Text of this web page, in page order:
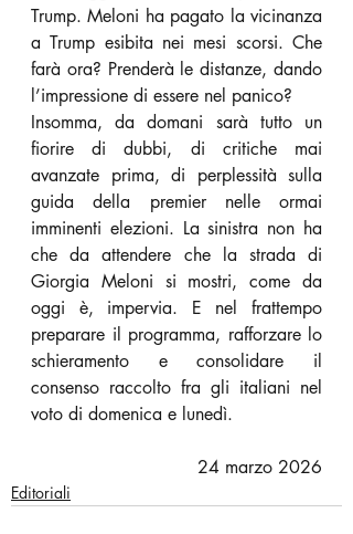
Trump. Meloni ha pagato la vicinanza
a Trump esibita nei mesi scorsi. Che
farà ora? Prenderà le distanze, dando
l’impressione di essere nel panico?
Insomma, da domani sarà tutto un
fiorire di dubbi, di critiche mai
avanzate prima, di perplessità sulla
guida della premier nelle ormai
imminenti elezioni. La sinistra non ha
che da attendere che la strada di
Giorgia Meloni si mostri, come da
oggi è, impervia. E nel frattempo
preparare il programma, rafforzare lo
schieramento e consolidare il
consenso raccolto fra gli italiani nel
voto di domenica e lunedì.
24 marzo 2026
Editoriali